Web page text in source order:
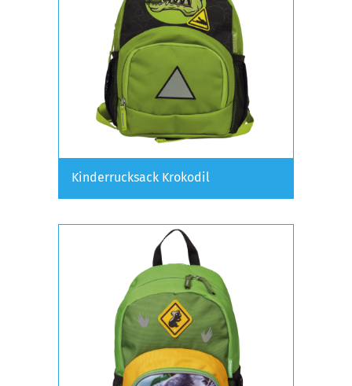
Kinderrucksack Krokodil